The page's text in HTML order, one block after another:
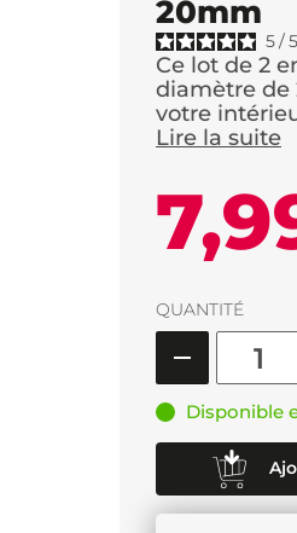
20mm
5/5
Ce lot de 2
diamètre de
votre
Lire la suite
QUANTITÉ
Disponible